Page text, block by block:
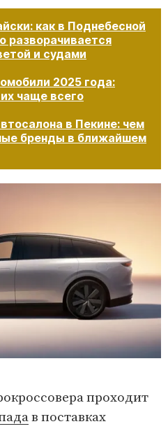
как в Поднебесной
разворачивается
и судами
2025 года:
чаще всего
в Пекине: чем
бренды в ближайшем
проходит
в поставках